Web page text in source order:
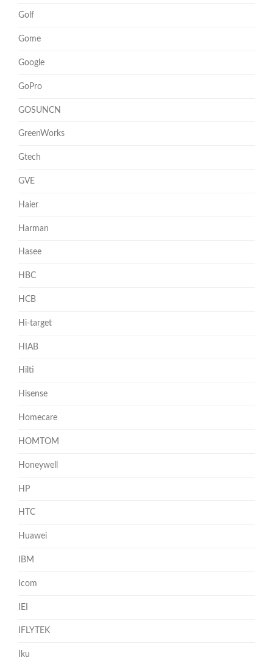
Golf
Gome
Google
GoPro
GOSUNCN
GreenWorks
Gtech
GVE
Haier
Harman
Hasee
HBC
HCB
Hi-target
HIAB
Hilti
Hisense
Homecare
HOMTOM
Honeywell
HP
HTC
Huawei
IBM
Icom
IEI
IFLYTEK
Iku